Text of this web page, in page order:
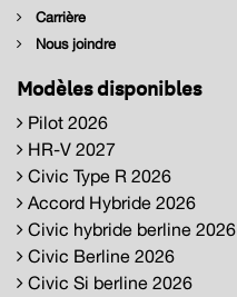
Carrière
Nous joindre
Modèles disponibles
Pilot 2026
HR-V 2027
Civic Type R 2026
Accord Hybride 2026
Civic hybride berline 2026
Civic Berline 2026
Civic Si berline 2026